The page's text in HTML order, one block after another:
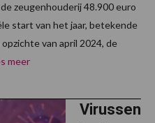
zeugenhouderij 48.900 euro
start van het jaar, betekende
van april 2024, de
meer
Virussen